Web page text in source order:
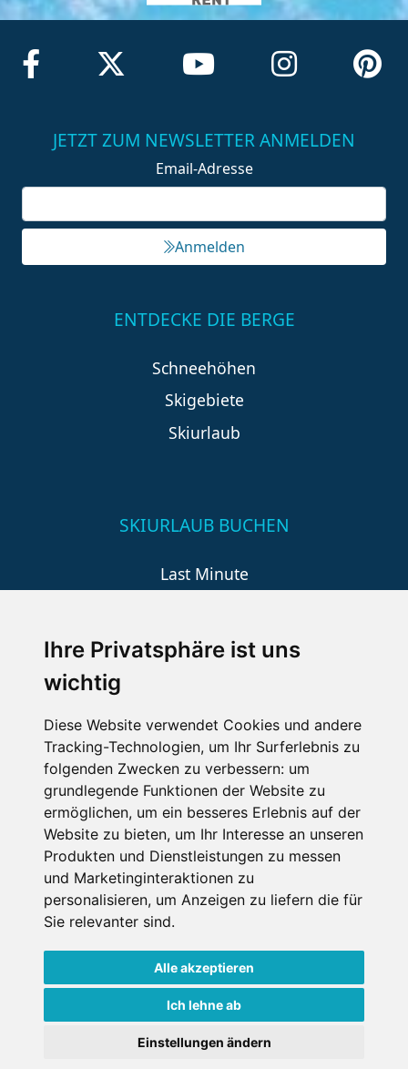
Ihre Privatsphäre ist uns
wichtig
Diese Website verwendet Cookies und andere
Tracking-Technologien, um Ihr Surferlebnis zu
folgenden Zwecken zu verbessern: um
grundlegende Funktionen der Website zu
ermöglichen, um ein besseres Erlebnis auf der
Website zu bieten, um Ihr Interesse an unseren
Produkten und Dienstleistungen zu messen
und Marketinginteraktionen zu
personalisieren, um Anzeigen zu liefern die für
Sie relevanter sind.
Alle akzeptieren
Ich lehne ab
Einstellungen ändern
JETZT ZUM NEWSLETTER ANMELDEN
Email-Adresse
Anmelden
ENTDECKE DIE BERGE
Schneehöhen
Skigebiete
Skiurlaub
SKIURLAUB BUCHEN
Last Minute
Wellness
SCHNEEHÖHEN SKI APP
Die Schneehoehen Ski APP für iOS und Android - Ein
Muss für alle Wintersportler und Schneefreaks!
Impressum
Datenschutz
Nutzungsbedingungen
Kontakt
Portale
FAQ Newsletter Mediadaten